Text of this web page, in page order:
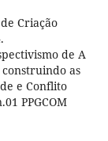
de Criação
de A
as
e Conflito
PPGCOM